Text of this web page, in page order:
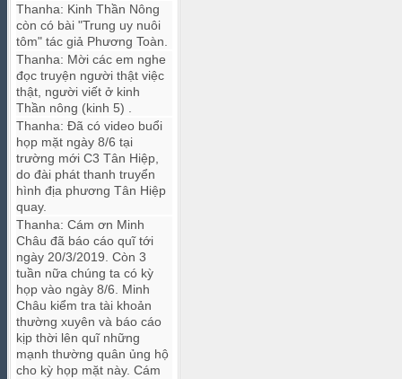
Thanha: Kinh Thần Nông
còn có bài "Trung uy nuôi
tôm" tác giả Phương Toàn.
Thanha: Mời các em nghe
đọc truyện người thật việc
thật, người viết ở kinh
Thần nông (kinh 5) .
Thanha: Đã có video buổi
họp mặt ngày 8/6 tại
trường mới C3 Tân Hiệp,
do đài phát thanh truyển
hình địa phương Tân Hiệp
quay.
Thanha: Cám ơn Minh
Châu đã báo cáo quĩ tới
ngày 20/3/2019. Còn 3
tuần nữa chúng ta có kỳ
họp vào ngày 8/6. Minh
Châu kiểm tra tài khoản
thường xuyên và báo cáo
kịp thời lên quĩ những
mạnh thường quân ủng hộ
cho kỳ họp mặt này. Cám